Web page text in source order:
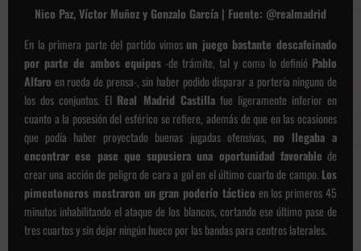
Nico Paz, Víctor Muñoz y Gonzalo García | Fuente: @realmadrid
En la primera parte del partido vimosun juego bastante descafeinado
por parte de ambos equipos-de trámite, tal y como lo definió Pablo
Alfaro en rueda de prensa-, sin haber podido disparar a portería ninguno de
los dos conjuntos. El Real Madrid Castillafue ligeramente inferior en
cuanto a la posesión del esférico se refiere, además de que en las ocasiones
que podía haber proyectado buenas jugadas ofensivas, no llegaba a
encontrar ese pase que supusiera una oportunidad favorable de
crear una acción de peligro de cara a gol en el último cuarto de campo. Los
pimentoneros mostraron un gran poderío táctico en los primeros 45
minutos inhabilitando el ataque de los blancos, cortando ese último pase de
tres cuartos y sin dejar ningún hueco por las bandas para centros laterales.